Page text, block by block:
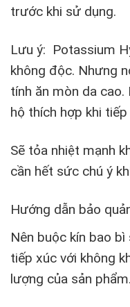
trước khi sử dụng.
Lưu ý: Potassium
không độc. Nhưng
tính ăn mòn da
hộ thích hợp khi
Sẽ tỏa nhiệt mạnh
cần hết sức chú ý
Hướng dẫn bảo
Nên buộc kín bao
tiếp xúc với không
lượng của sản phẩm.